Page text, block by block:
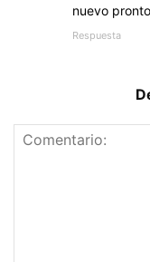
nuevo
Respuesta